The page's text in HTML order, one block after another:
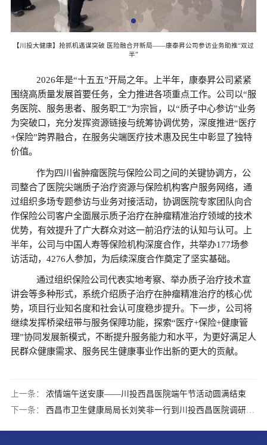
【川投大健康】抢抓机遇谋突破 医险融合开新局——康泰昇公司参访业务助推“双过
半”
2026年是“十五五”开局之年。上半年，康泰昇公司紧紧
围绕高质量发展首要任务，全力推进各项重点工作。公司以“服
务医院、服务患者、服务职工”为宗旨，以“质子中心参访”业务
为突破口，充分发挥资源链接与统筹协调优势，深度推进“医疗
+保险”跨界融合，在服务尖端医疗技术惠及民生中彰显了独特
价值。
作为四川省肿瘤医院与保险公司之间的关键协调方，公
司整合了医院尖端质子治疗资源与保险机构客户服务网络，通
过组织多场专题参访与业务对接活动，协调医院专家团队向合
作保险公司客户全面展示质子治疗在肿瘤精准治疗领域的技术
优势，有效提升了广大群众对这一前沿疗法的认知与认可。
上
半年，公司与中国人寿等保险机构深度合作，共举办177场参
访活动，4276人参加，为后续深度合作奠定了坚实基础。
通过组织保险公司代表实地考察、举办质子治疗技术宣
讲会等多种形式，系统介绍质子治疗在肿瘤精准治疗的核心优
势，项目行业知名度和社会认可度稳步提升。 下一步，公司将
继续发挥桥梁纽带与服务保障功能，探索“医疗+保险+健康管
理”协同发展新模式，不断提升服务能力和水平，为更好满足人
民群众健康需求、服务民生健康事业作出新的更大的贡献。
上一条：
浓情端午送安康——川投西昌医院端午节活动圆满结束
下一条：
西昌市卫生健康局局长刘笑非一行到川投西昌医院调研指导工作